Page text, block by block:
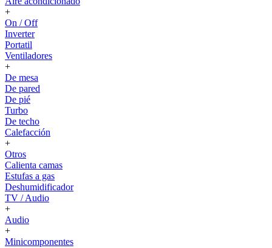
+
On / Off
Inverter
Portatil
Ventiladores
+
De mesa
De pared
De pié
Turbo
De techo
Calefacción
+
Otros
Calienta camas
Estufas a gas
Deshumidificador
TV / Audio
+
Audio
+
Minicomponentes